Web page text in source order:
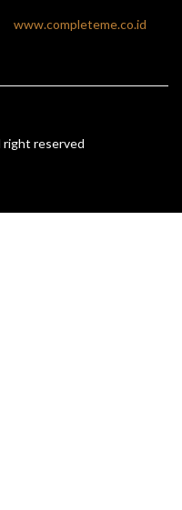
www.completeme.co.id
right reserved